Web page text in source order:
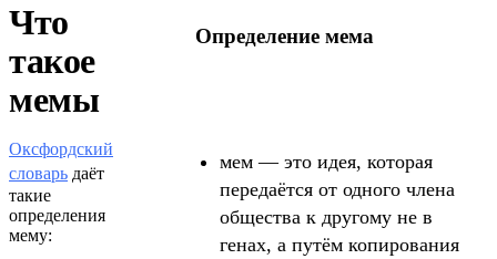
Что
такое
мемы
Определение мема
Оксфордский
словарь даёт
такие
определения
мему:
мем — это идея, которая
передаётся от одного члена
общества к другому не в
генах, а путём копирования